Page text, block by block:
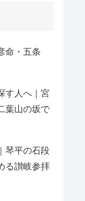
命・五条
す人へ｜宮
葉山の坂で
琴平の石段
る讃岐参拝